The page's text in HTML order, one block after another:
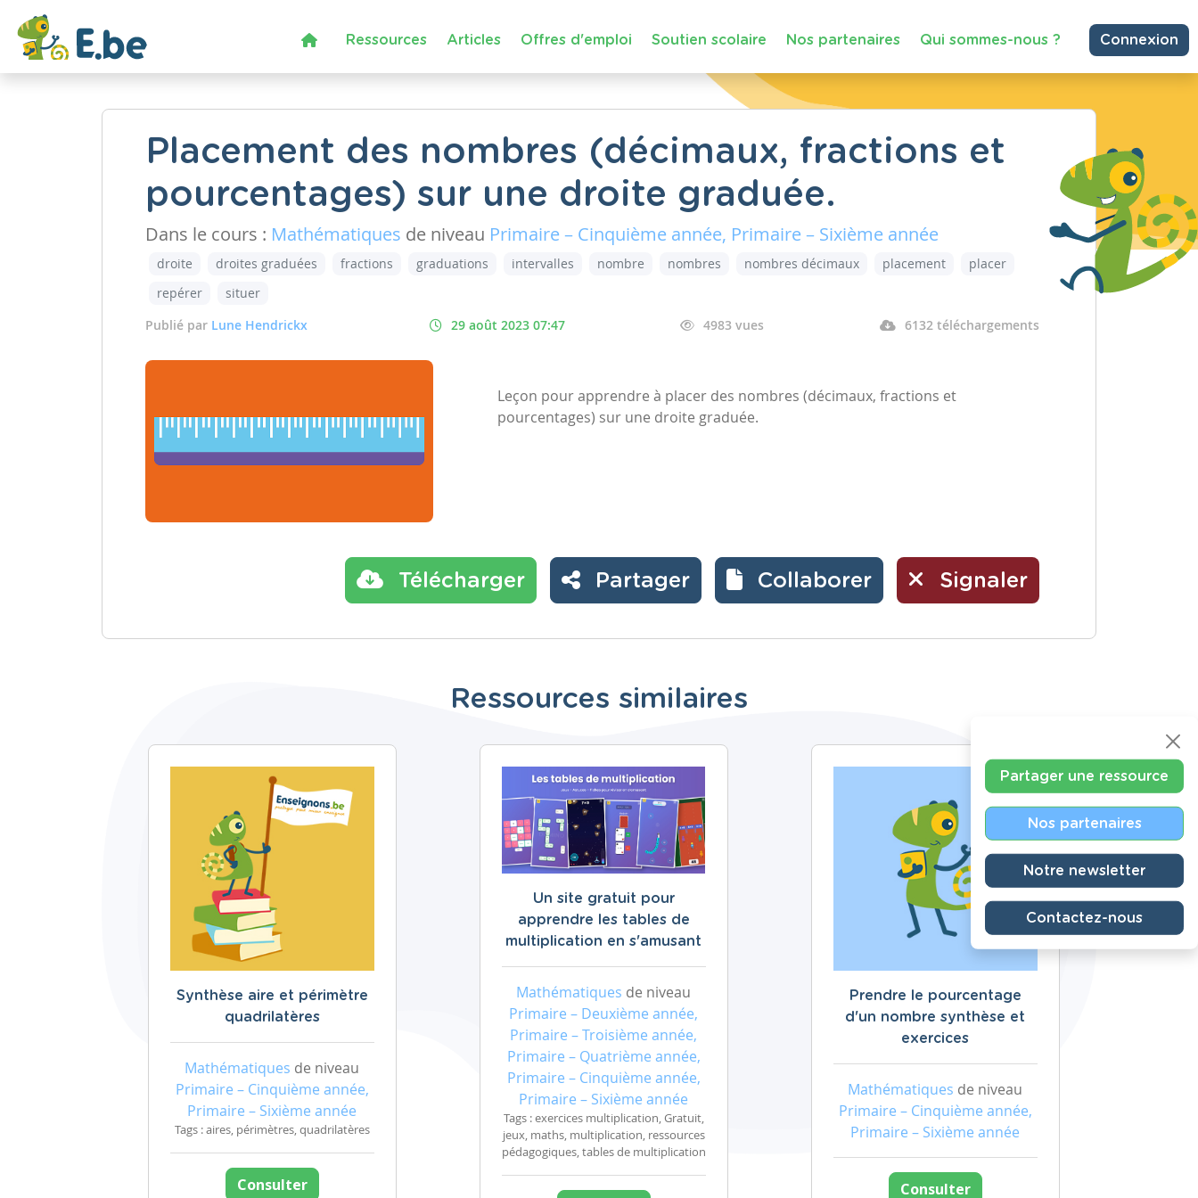
Ressources Articles Offres d'emploi Soutien scolaire Nos partenaires Qui sommes-nous ? Connexion
Placement des nombres (décimaux, fractions et
pourcentages) sur une droite graduée.
Dans le cours : Mathématiques de niveau Primaire – Cinquième année, Primaire – Sixième année
droite droites graduées fractions graduations intervalles nombre nombres nombres décimaux placement
placer
repérer
situer
Publié par Lune Hendrickx 29 août 2023 07:47 4983 vues 6132 téléchargements
Leçon pour apprendre à placer des nombres (décimaux, fractions et
pourcentages) sur une droite graduée.
Télécharger Partager Collaborer Signaler
Ressources similaires
Synthèse aire et périmètre
quadrilatères
Mathématiques de niveau
Primaire – Cinquième année,
Primaire – Sixième année
Tags : aires, périmètres, quadrilatères
Consulter
Un site gratuit pour
apprendre les tables de
multiplication en s'amusant
Mathématiques de niveau
Primaire – Deuxième année,
Primaire – Troisième année,
Primaire – Quatrième année,
Primaire – Cinquième année,
Primaire – Sixième année
Tags : exercices multiplication, Gratuit,
jeux, maths, multiplication, ressources
pédagogiques, tables de multiplication
Prendre le pourcentage
d'un nombre synthèse et
exercices
Mathématiques de niveau
Primaire – Cinquième année,
Primaire – Sixième année
Consulter
Partager une ressource
Nos partenaires
Notre newsletter
Contactez-nous